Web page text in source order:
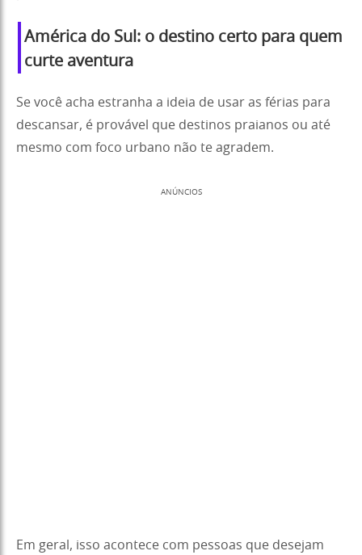
América do Sul: o destino certo para quem
curte aventura
Se você acha estranha a ideia de usar as férias para
descansar, é provável que destinos praianos ou até
mesmo com foco urbano não te agradem.
ANÚNCIOS
Em geral, isso acontece com pessoas que desejam